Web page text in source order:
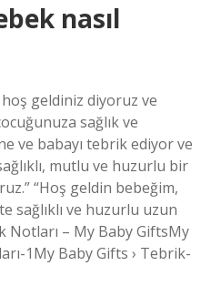
nasıl
geldiniz diyoruz ve
sağlık ve
ve babayı tebrik ediyor ve
mutlu ve huzurlu bir
“Hoş geldin bebeğim,
sağlıklı ve huzurlu uzun
Notları – My Baby GiftsMy
1My Baby Gifts › Tebrik-